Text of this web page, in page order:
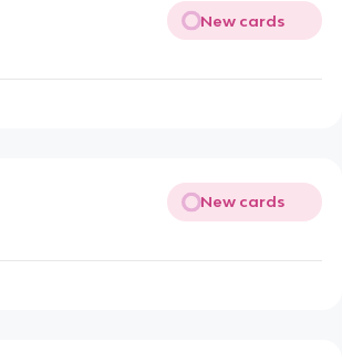
New cards
New cards